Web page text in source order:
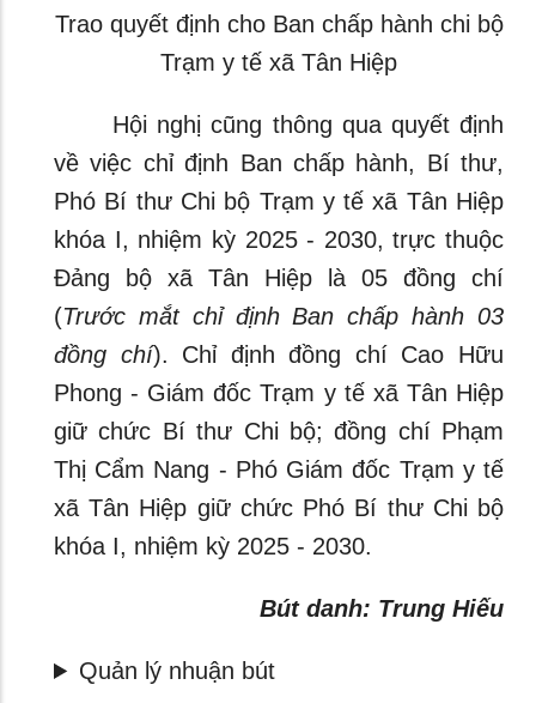
Trao quyết định cho Ban chấp hành chi bộ
Trạm y tế xã Tân Hiệp
Hội nghị cũng thông qua quyết định
về việc chỉ định Ban chấp hành, Bí thư,
Phó Bí thư Chi bộ Trạm y tế xã Tân Hiệp
khóa I, nhiệm kỳ 2025 - 2030, trực thuộc
Đảng bộ xã Tân Hiệp là 05 đồng chí
(Trước mắt chỉ định Ban chấp hành 03
đồng chí). Chỉ định đồng chí Cao Hữu
Phong - Giám đốc Trạm y tế xã Tân Hiệp
giữ chức Bí thư Chi bộ; đồng chí Phạm
Thị Cẩm Nang - Phó Giám đốc Trạm y tế
xã Tân Hiệp giữ chức Phó Bí thư Chi bộ
khóa I, nhiệm kỳ 2025 - 2030.
Bút danh: Trung Hiếu
Quản lý nhuận bút